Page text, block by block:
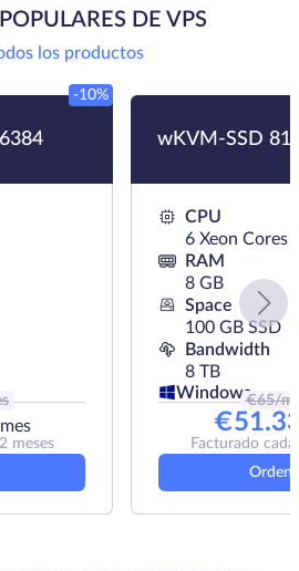
DE VPS
los productos
-10%
meses
wKVM-SSD
CPU
6 Xeon Cores
RAM
8 GB
Space
100 GB SSD
Bandwidth
8 TB
Windows€65/
€
Facturado